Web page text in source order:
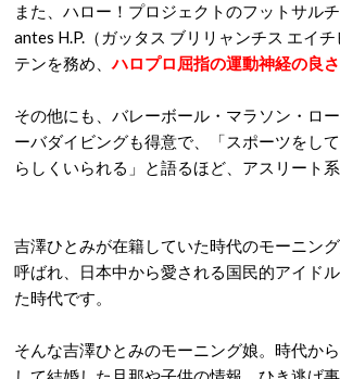
また、ハロー！プロジェクトのフットサル
antes H.P.（ガッタス ブリリャンチス エイ
テンを務め、ハロプロ屈指の運動神経の良さ
その他にも、バレーボール・マラソン・ロ
ーバダイビングも得意で、「スポーツをし
らしくいられる」と語るほど、アスリート系
吉澤ひとみが在籍していた時代のモーニン
呼ばれ、日本中から愛される国民的アイド
た時代です。
そんな吉澤ひとみのモーニング娘。時代か